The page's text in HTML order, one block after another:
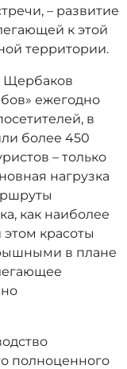
– развитие
к этой
территории.
Щербаков
ежегодно
в
более 450
– только
нагрузка
как наиболее
красоты
в плане
полноценного